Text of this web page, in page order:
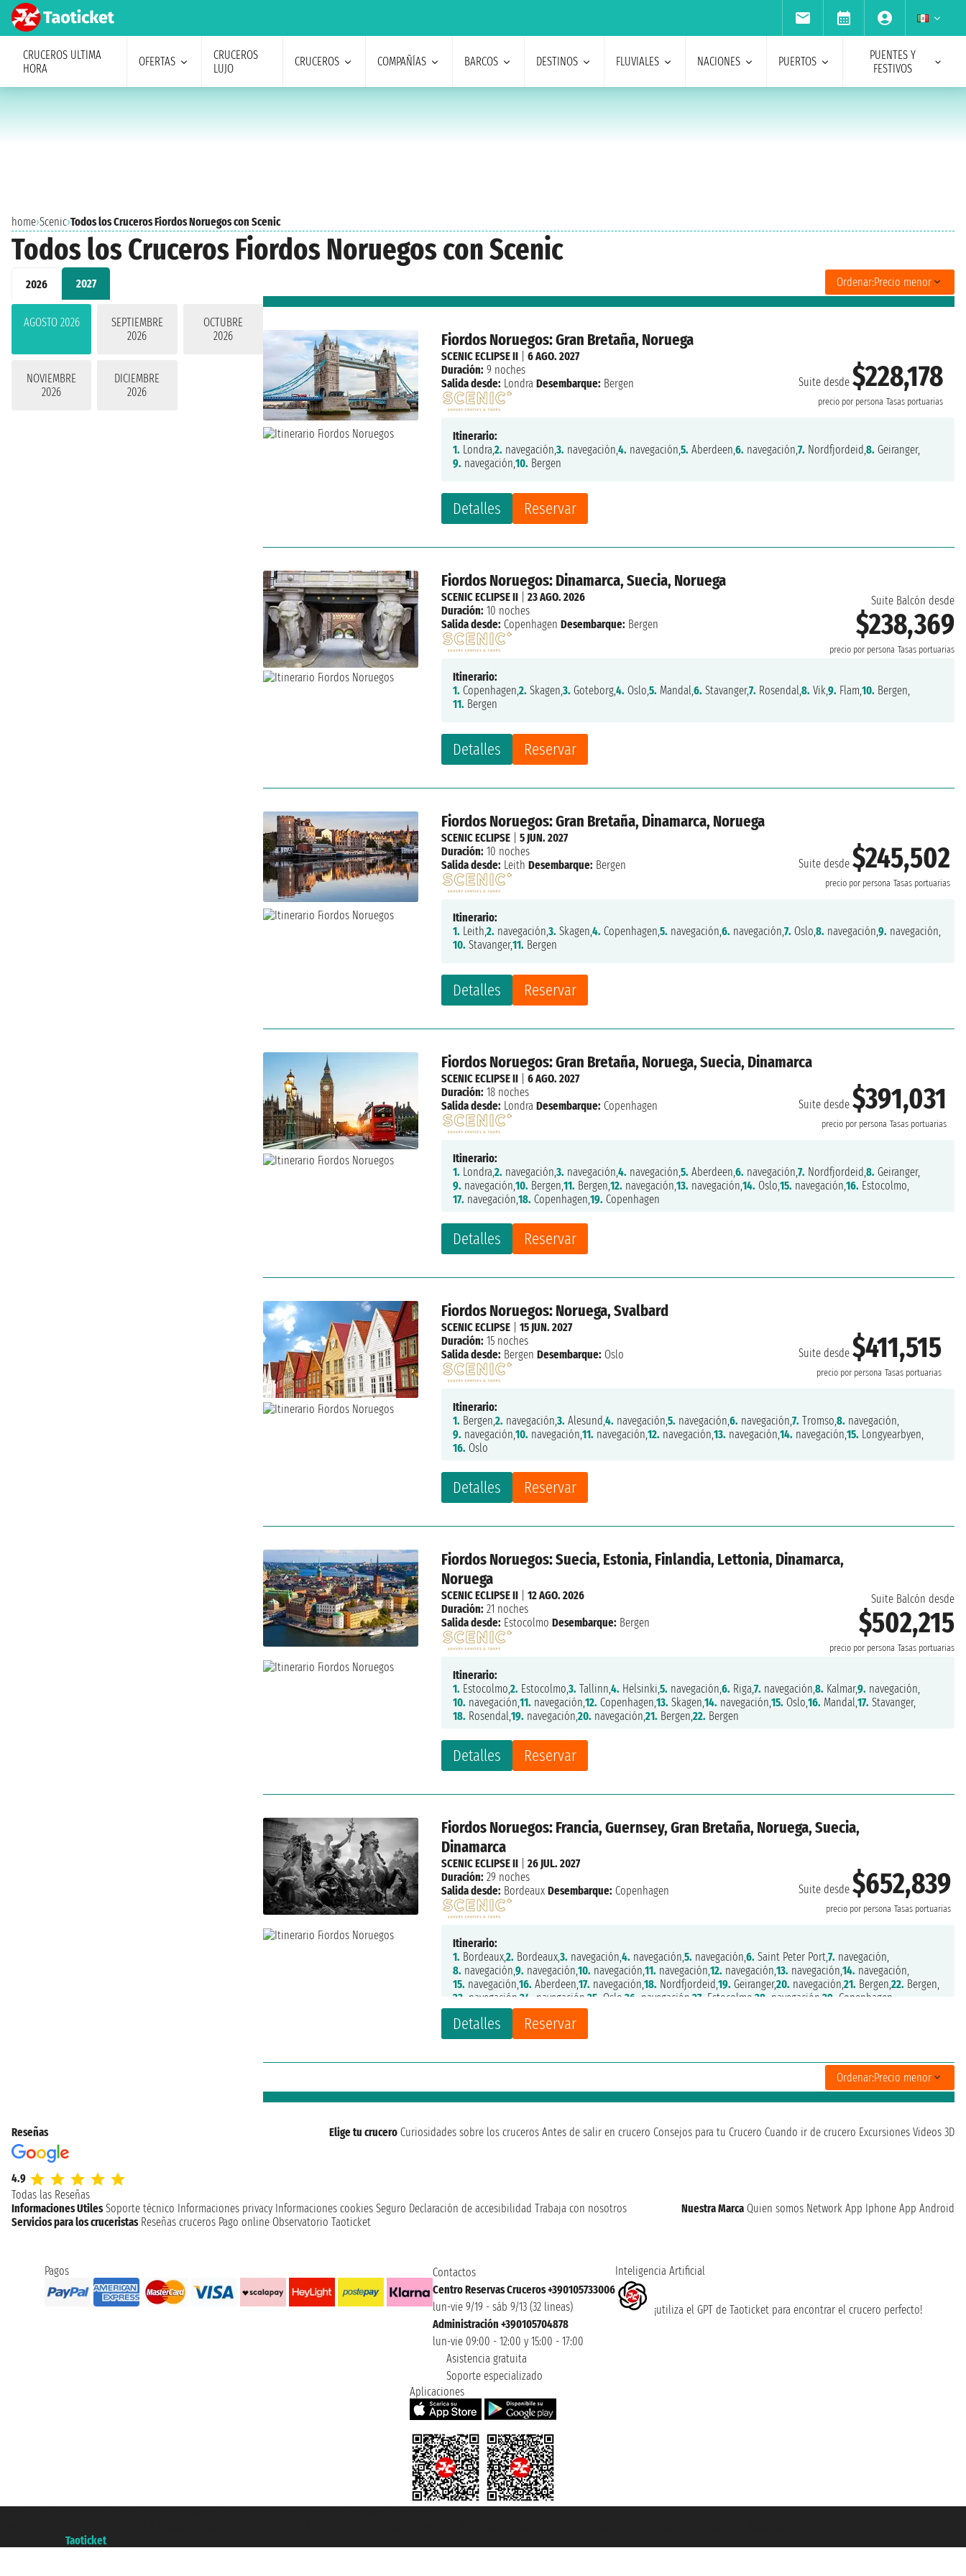
CRUCEROS ULTIMA
HORA
OFERTAS
CRUCEROS
LUJO
CRUCEROS COMPAÑÍAS BARCOS DESTINOS FLUVIALES NACIONES PUERTOS
PUENTES Y
FESTIVOS
home›Scenic›Todos los Cruceros Fiordos Noruegos con Scenic
Todos los Cruceros Fiordos Noruegos con Scenic
2026 2027
AGOSTO 2026
SEPTIEMBRE
2026
OCTUBRE
2026
NOVIEMBRE
2026
DICIEMBRE
2026
Ordenar:Precio menor
Fiordos Noruegos: Gran Bretaña, Noruega
Suite desde$228,178
precio por persona Tasas portuarias
Detalles Reservar
SCENIC ECLIPSE II |6 AGO. 2027
Duración: 9 noches
Salida desde: Londra Desembarque: Bergen
Itinerario:
1. Londra,2. navegación,3. navegación,4. navegación,5. Aberdeen,6. navegación,7. Nordfjordeid,8. Geiranger,
9. navegación,10. Bergen
Fiordos Noruegos: Dinamarca, Suecia, Noruega
Suite Balcón desde
$238,369
precio por persona Tasas portuarias
Detalles Reservar
SCENIC ECLIPSE II |23 AGO. 2026
Duración: 10 noches
Salida desde: Copenhagen Desembarque: Bergen
Itinerario:
1. Copenhagen,2. Skagen,3. Goteborg,4. Oslo,5. Mandal,6. Stavanger,7. Rosendal,8. Vik,9. Flam,10. Bergen,
11. Bergen
Fiordos Noruegos: Gran Bretaña, Dinamarca, Noruega
Suite desde$245,502
precio por persona Tasas portuarias
Detalles Reservar
SCENIC ECLIPSE |5 JUN. 2027
Duración: 10 noches
Salida desde: Leith Desembarque: Bergen
Itinerario:
1. Leith,2. navegación,3. Skagen,4. Copenhagen,5. navegación,6. navegación,7. Oslo,8. navegación,9. navegación,
10. Stavanger,11. Bergen
Fiordos Noruegos: Gran Bretaña, Noruega, Suecia, Dinamarca
Suite desde$391,031
precio por persona Tasas portuarias
Detalles Reservar
SCENIC ECLIPSE II |6 AGO. 2027
Duración: 18 noches
Salida desde: Londra Desembarque: Copenhagen
Itinerario:
1. Londra,2. navegación,3. navegación,4. navegación,5. Aberdeen,6. navegación,7. Nordfjordeid,8. Geiranger,
9. navegación,10. Bergen,11. Bergen,12. navegación,13. navegación,14. Oslo,15. navegación,16. Estocolmo,
17. navegación,18. Copenhagen,19. Copenhagen
Fiordos Noruegos: Noruega, Svalbard
Suite desde$411,515
precio por persona Tasas portuarias
Detalles Reservar
SCENIC ECLIPSE |15 JUN. 2027
Duración: 15 noches
Salida desde: Bergen Desembarque: Oslo
Itinerario:
1. Bergen,2. navegación,3. Alesund,4. navegación,5. navegación,6. navegación,7. Tromso,8. navegación,
9. navegación,10. navegación,11. navegación,12. navegación,13. navegación,14. navegación,15. Longyearbyen,
16. Oslo
Fiordos Noruegos: Suecia, Estonia, Finlandia, Lettonia, Dinamarca,
Noruega
Suite Balcón desde
$502,215
precio por persona Tasas portuarias
Detalles Reservar
SCENIC ECLIPSE II |12 AGO. 2026
Duración: 21 noches
Salida desde: Estocolmo Desembarque: Bergen
Itinerario:
1. Estocolmo,2. Estocolmo,3. Tallinn,4. Helsinki,5. navegación,6. Riga,7. navegación,8. Kalmar,9. navegación,
10. navegación,11. navegación,12. Copenhagen,13. Skagen,14. navegación,15. Oslo,16. Mandal,17. Stavanger,
18. Rosendal,19. navegación,20. navegación,21. Bergen,22. Bergen
Fiordos Noruegos: Francia, Guernsey, Gran Bretaña, Noruega, Suecia,
Dinamarca
Suite desde$652,839
precio por persona Tasas portuarias
Detalles Reservar
SCENIC ECLIPSE II |26 JUL. 2027
Duración: 29 noches
Salida desde: Bordeaux Desembarque: Copenhagen
Itinerario:
1. Bordeaux,2. Bordeaux,3. navegación,4. navegación,5. navegación,6. Saint Peter Port,7. navegación,
8. navegación,9. navegación,10. navegación,11. navegación,12. navegación,13. navegación,14. navegación,
15. navegación,16. Aberdeen,17. navegación,18. Nordfjordeid,19. Geiranger,20. navegación,21. Bergen,22. Bergen,
23. navegación,24. navegación,25. Oslo,26. navegación,27. Estocolmo,28. navegación,29. Copenhagen,
30.Copenhagen
Ordenar:Precio menor
Reseñas
4.9
Todas las Reseñas
Elige tu crucero Curiosidades sobre los cruceros Antes de salir en crucero Consejos para tu Crucero Cuando ir de crucero Excursiones Videos 3D
Informaciones Utiles Soporte técnico Informaciones privacy Informaciones cookies Seguro Declaración de accesibilidad Trabaja con nosotros Nuestra Marca Quien somos Network App Iphone App Android
Servicios para los cruceristas Reseñas cruceros Pago online Observatorio Taoticket
Pagos
Contactos
Centro Reservas Cruceros +390105733006
lun-vie 9/19 - sáb 9/13 (32 lineas)
Administración +390105704878
lun-vie 09:00 - 12:00 y 15:00 - 17:00
Asistencia gratuita
Soporte especializado
Inteligencia Artificial
¡utiliza el GPT de Taoticket para encontrar el crucero perfecto!
Aplicaciones
Taoticket